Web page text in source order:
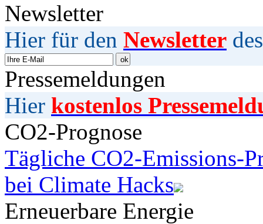
Newsletter
Hier für den Newsletter
Pressemeldungen
Hier kostenlos
CO2-Prognose
Tägliche CO2-Emissions-
bei Climate Hacks
Erneuerbare Energie